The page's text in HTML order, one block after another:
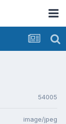
54005
image/jpeg